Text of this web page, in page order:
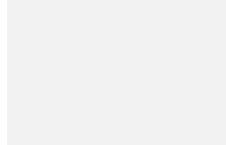
kW, konstant MD_B08_0040 Schneidwerkzylinder mit 2-